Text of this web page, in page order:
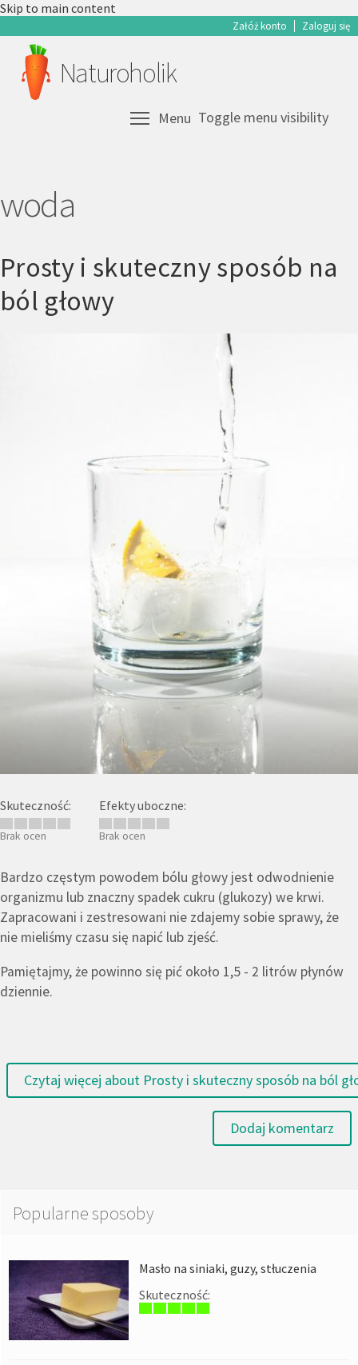
Skip to main content
Załóż konto Zaloguj się
Naturoholik
Menu Toggle menu visibility
woda
Prosty i skuteczny sposób na
ból głowy
Skuteczność:
Brak ocen
Efekty uboczne:
Brak ocen
Bardzo częstym powodem bólu głowy jest odwodnienie
organizmu lub znaczny spadek cukru (glukozy) we krwi.
Zapracowani i zestresowani nie zdajemy sobie sprawy, że
nie mieliśmy czasu się napić lub zjeść.
Pamiętajmy, że powinno się pić około 1,5 - 2 litrów płynów
dziennie.
Czytaj więcej about Prosty i skuteczny sposób na ból
Dodaj komentarz
Popularne sposoby
Masło na siniaki, guzy, stłuczenia
Skuteczność: